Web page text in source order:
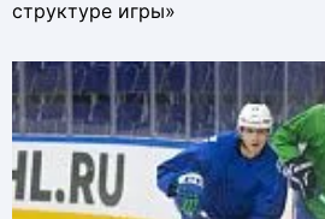
структуре игры»